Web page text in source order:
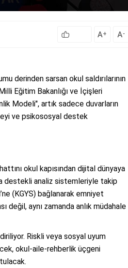
A+ A-
derinden sarsan okul saldırılarının
Eğitim Bakanlığı ve İçişleri
Modeli", artık sadece duvarların
ve psikososyal destek
okul kapısından dijital dünyaya
destekli analiz sistemleriyle takip
(KGYS) bağlanarak emniyet
aynı zamanda anlık müdahale
Riskli veya sosyal uyum
okul-aile-rehberlik üçgeni